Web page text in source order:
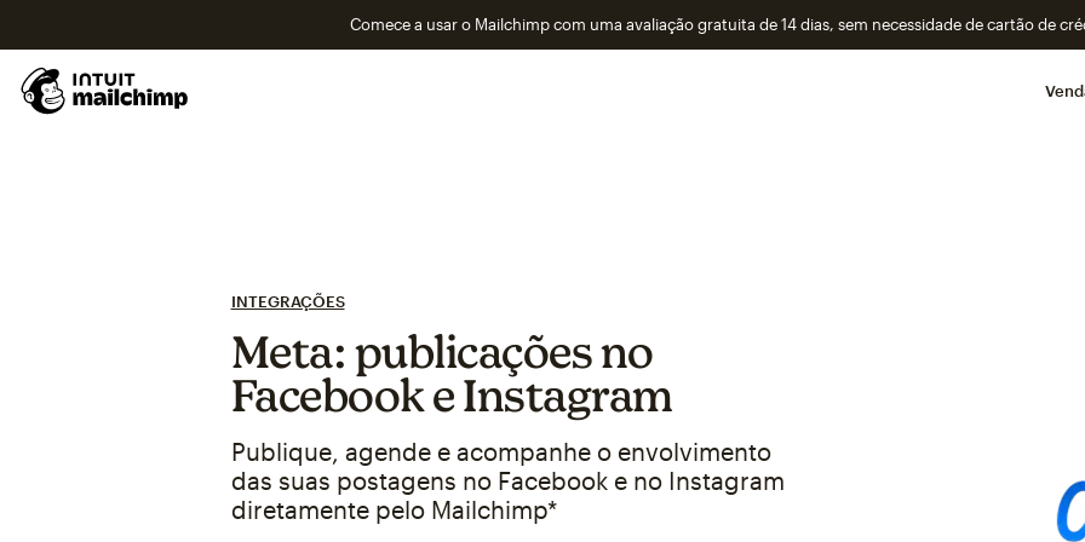
Comece a usar o Mailchimp com uma avaliação gratuita de 14 dias, sem necessidade de cartão de
INTEGRAÇÕES
Meta: publicações no
Facebook e Instagram
Publique, agende e acompanhe o envolvimento
das suas postagens no Facebook e no Instagram
diretamente pelo Mailchimp*